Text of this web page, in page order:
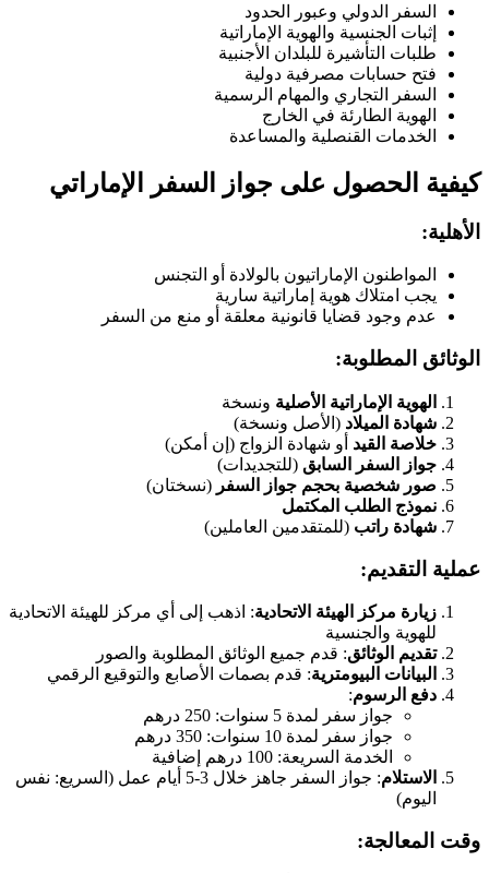
السفر الدولي وعبور الحدود
إثبات الجنسية والهوية الإماراتية
طلبات التأشيرة للبلدان الأجنبية
فتح حسابات مصرفية دولية
السفر التجاري والمهام الرسمية
الهوية الطارئة في الخارج
الخدمات القنصلية والمساعدة
كيفية الحصول على جواز السفر الإماراتي
الأهلية:
المواطنون الإماراتيون بالولادة أو التجنس
يجب امتلاك هوية إماراتية سارية
عدم وجود قضايا قانونية معلقة أو منع من السفر
الوثائق المطلوبة:
الهوية الإماراتية الأصلية ونسخة
شهادة الميلاد (الأصل ونسخة)
خلاصة القيد أو شهادة الزواج (إن أمكن)
جواز السفر السابق (للتجديدات)
صور شخصية بحجم جواز السفر (نسختان)
نموذج الطلب المكتمل
شهادة راتب (للمتقدمين العاملين)
عملية التقديم:
زيارة مركز الهيئة الاتحادية: اذهب إلى أي مركز للهيئة الاتحادية
للهوية والجنسية
تقديم الوثائق: قدم جميع الوثائق المطلوبة والصور
البيانات البيومترية: قدم بصمات الأصابع والتوقيع الرقمي
دفع الرسوم:
جواز سفر لمدة 5 سنوات: 250 درهم
جواز سفر لمدة 10 سنوات: 350 درهم
الخدمة السريعة: 100 درهم إضافية
الاستلام
: جواز السفر جاهز خلال 3-5 أيام عمل (السريع: نفس
اليوم)
وقت المعالجة: